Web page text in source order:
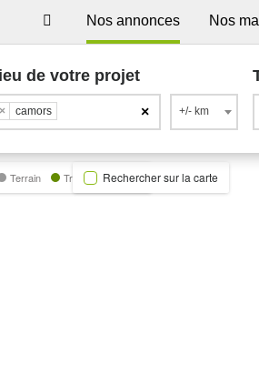
Nos annonces Nos
de votre projet
×
× camors +/- km
Terrain Trecobat GreenRechercher sur la carte